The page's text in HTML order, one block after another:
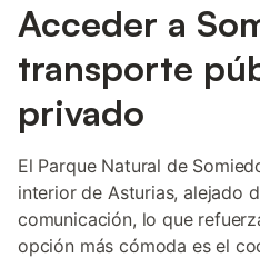
Acceder a
transporte
privado
El Parque Natural de
interior de Asturias, alejado
comunicación, lo que
opción más cómoda es el